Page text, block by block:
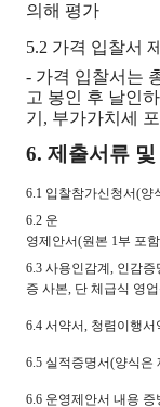
의해 평가
5.2 가격 입찰서
- 가격 입찰서는
고 봉인 후 날인
기, 부가가치세
6. 제출서류
6.1 입찰참가신청서(양
6.2 운
영제안서(원본 1부 포
6.3 사용인감계, 인감
증 사본, 단 체급식 영
6.4 서약서, 청렴이행
6.5 실적증명서(양식은
6.6 운영제안서 내용